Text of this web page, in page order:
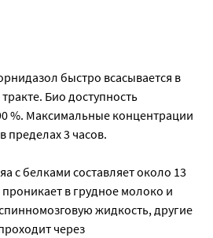
быстро всасывается в
Био доступность
%. Максимальные концентрации
пределах 3 часов.
с белками составляет около 13
в грудное молоко и
жидкость, другие
через